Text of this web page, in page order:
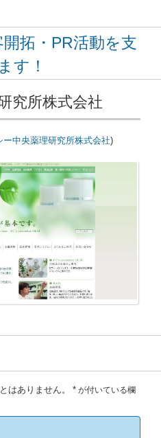
拓・PR活動を支
す！
究所株式会社
ー中央薬理研究所株式会社)
はありません。 * が付いている欄